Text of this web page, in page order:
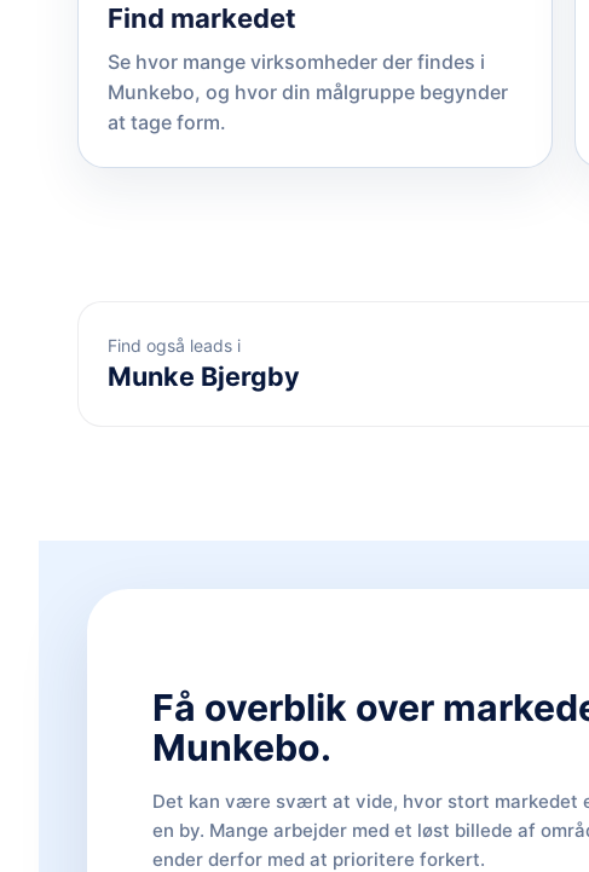
Find markedet
Se hvor mange virksomheder der findes i
Munkebo, og hvor din målgruppe begynder
at tage form.
Find også leads i
Munke Bjergby
Få overblik over
Munkebo.
Det kan være svært at vide, hvor stort markedet
en by. Mange arbejder med et løst billede af
ender derfor med at prioritere forkert.